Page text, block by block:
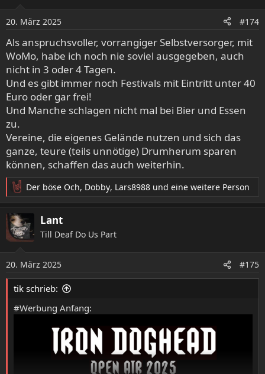
zusammenkamen und Erinnerungen für die Ewigkeit
entstanden sind. Doch das, was diesen Club besonders
gemacht hat, wart IHR mit eurem Herzblut, eurer
Leidenschaft und eurer Unterstützung!
Deshalb bitten wir euch: Lasst uns bis zum 30. April noch
einmal ALLES geben! Besucht uns, feiert mit uns und
verabschiedet diesen einzigartigen Ort gebührend. Jede
einzelne Show, jeder Abend zählt!
DANKE FÜR ALLES!!!
Herzliche Grüße
Euer Vorstand (HC-Family e.V. im Bastard Club OS)
PS: Wenn ihr klare Ideen habt & sie uns mitteilen wollt -
Schreibt uns gern via:info@bastardclub.de
#kopfhoch #gehtmehraufkonzerte
@Follower
n
e
n
:
20. März 2025 #174
Als anspruchsvoller, vorrangiger Selbstversorger, mit
WoMo, habe ich noch nie soviel ausgegeben, auch
nicht in 3 oder 4 Tagen.
Und es gibt immer noch Festivals mit Eintritt unter 40
Euro oder gar frei!
Und Manche schlagen nicht mal bei Bier und Essen
zu.
Vereine, die eigenes Gelände nutzen und sich das
ganze, teure (teils unnötige) Drumherum sparen
können, schaffen das auch weiterhin.
R
e
a
k
t
n
e
n
Der böse Och, Dobby, Lars8988 und eine weitere Person
Lant
Till Deaf Do Us Part
20. März 2025 #175
tik schrieb:
#Werbung Anfang: